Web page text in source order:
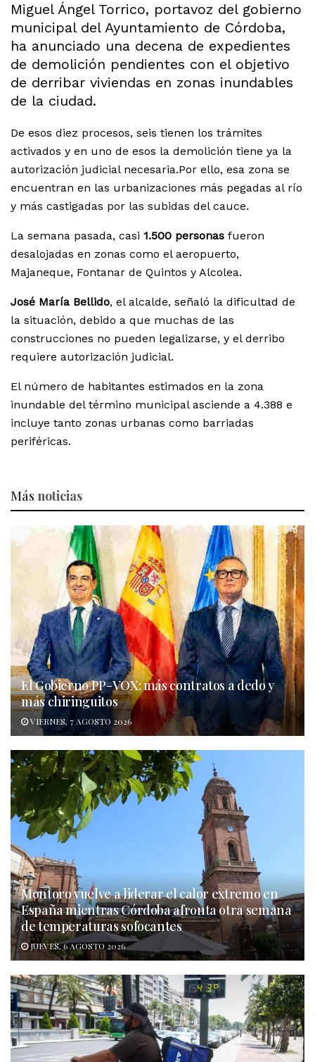
Miguel Ángel Torrico, portavoz del gobierno
municipal del Ayuntamiento de Córdoba,
ha anunciado una decena de expedientes
de demolición pendientes con el objetivo
de derribar viviendas en zonas inundables
de la ciudad.
De esos diez procesos, seis tienen los trámites
activados y en uno de esos la demolición tiene ya la
autorización judicial necesaria.Por ello, esa zona se
encuentran en las urbanizaciones más pegadas al río
y más castigadas por las subidas del cauce.
La semana pasada, casi 1.500 personas fueron
desalojadas en zonas como el aeropuerto,
Majaneque, Fontanar de Quintos y Alcolea.
José María Bellido, el alcalde, señaló la dificultad de
la situación, debido a que muchas de las
construcciones no pueden legalizarse, y el derribo
requiere autorización judicial.
El número de habitantes estimados en la zona
inundable del término municipal asciende a 4.388 e
incluye tanto zonas urbanas como barriadas
periféricas.
Más noticias
El Gobierno PP-VOX: más contratos a dedo y
más chiringuitos
VIERNES, 7 AGOSTO 2026
Montoro vuelve a liderar el calor extremo en
España mientras Córdoba afronta otra semana
de temperaturas sofocantes
JUEVES, 6 AGOSTO 2026